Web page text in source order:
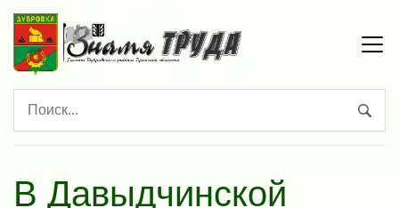
В Давыдчинской